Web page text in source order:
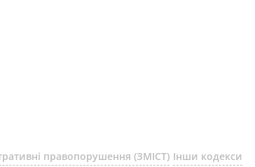
правопорушення (ЗМІСТ) Інши кодекси